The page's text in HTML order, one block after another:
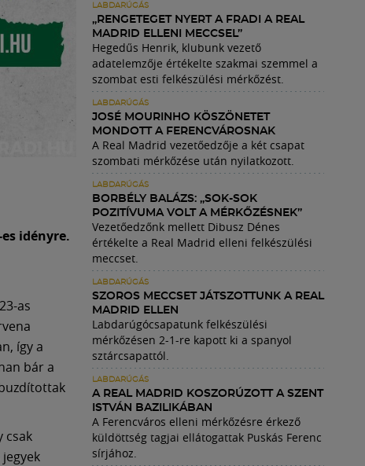
idényre.
as
így a
bár a
csak
LABDARÚGÁS
„RENGETEGET NYERT A FRADI A REAL
MADRID ELLENI MECCSEL”
Hegedűs Henrik, klubunk vezető
adatelemzője értékelte szakmai szemmel a
szombat esti felkészülési mérkőzést.
LABDARÚGÁS
JOSÉ MOURINHO KÖSZÖNETET
MONDOTT A FERENCVÁROSNAK
A Real Madrid vezetőedzője a két csapat
szombati mérkőzése után nyilatkozott.
LABDARÚGÁS
BORBÉLY BALÁZS: „SOK-SOK
POZITÍVUMA VOLT A MÉRKŐZÉSNEK”
Vezetőedzőnk mellett Dibusz Dénes
értékelte a Real Madrid elleni felkészülési
meccset.
LABDARÚGÁS
SZOROS MECCSET JÁTSZOTTUNK A REAL
MADRID ELLEN
Labdarúgócsapatunk felkészülési
mérkőzésen 2-1-re kapott ki a spanyol
sztárcsapattól.
LABDARÚGÁS
A REAL MADRID KOSZORÚZOTT A SZENT
ISTVÁN BAZILIKÁBAN
A Ferencváros elleni mérkőzésre érkező
küldöttség tagjai ellátogattak Puskás Ferenc
sírjához.